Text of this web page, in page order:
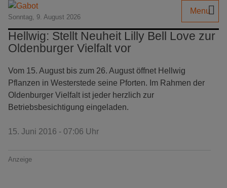
Sonntag, 9. August 2026
Menu
Hellwig: Stellt Neuheit Lilly Bell Love zur
Oldenburger Vielfalt vor
Vom 15. August bis zum 26. August öffnet Hellwig
Pflanzen in Westerstede seine Pforten. Im Rahmen der
Oldenburger Vielfalt ist jeder herzlich zur
Betriebsbesichtigung eingeladen.
15. Juni 2016 - 07:06 Uhr
Anzeige